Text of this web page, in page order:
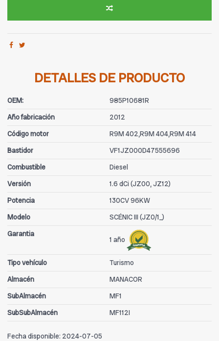
DETALLES DE PRODUCTO
OEM:
985P10681R
Año fabricación
2012
Código motor
R9M 402,R9M 404,R9M 414
Bastidor
VF1JZ000D47555696
Combustible
Diesel
Versión
1.6 dCi (JZ00, JZ12)
Potencia
130CV 96KW
Modelo
SCÉNIC III (JZ0/1_)
Garantia
1 año
Tipo vehículo
Turismo
Almacén
MANACOR
SubAlmacén
MF1
SubSubAlmacén
MF112I
Fecha disponible: 2024-07-05